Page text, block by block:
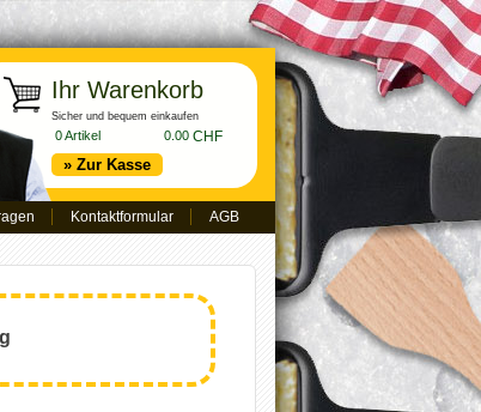
Kontaktformular AGB
Ihr Warenkorb
Sicher und bequem einkaufen
0 Artikel 0.00 CHF
» Zur Kasse